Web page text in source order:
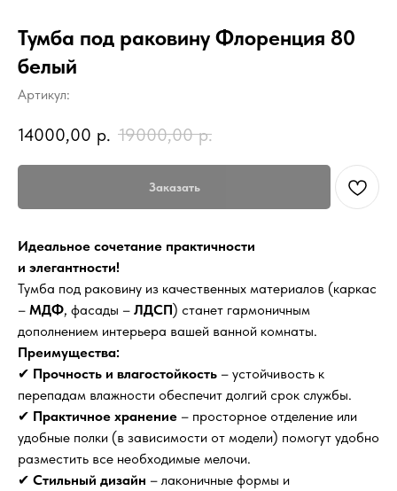
Тумба под раковину Флоренция 80
белый
Артикул:
14000,00 р. 19000,00 р.
Заказать
Идеальное сочетание практичности
и элегантности!
Тумба под раковину из качественных материалов (каркас
– МДФ, фасады – ЛДСП) станет гармоничным
дополнением интерьера вашей ванной комнаты.
Преимущества:
✔ Прочность и влагостойкость – устойчивость к
перепадам влажности обеспечит долгий срок службы.
✔ Практичное хранение – просторное отделение или
удобные полки (в зависимости от модели) помогут удобно
разместить все необходимые мелочи.
✔ Стильный дизайн – лаконичные формы и